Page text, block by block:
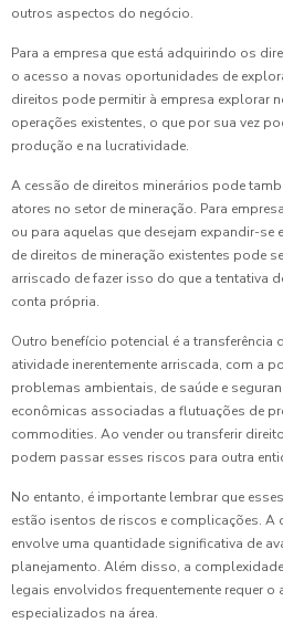
outros aspectos do negócio.
Para a empresa que está adquirindo os
o acesso a novas oportunidades de
direitos pode permitir à empresa explorar
operações existentes, o que por sua vez
produção e na lucratividade.
A cessão de direitos minerários pode
atores no setor de mineração. Para
ou para aquelas que desejam expandir-se
de direitos de mineração existentes pode
arriscado de fazer isso do que a tentativa
conta própria.
Outro benefício potencial é a transferência
atividade inerentemente arriscada, com a
problemas ambientais, de saúde e
econômicas associadas a flutuações de
commodities. Ao vender ou transferir
podem passar esses riscos para outra
No entanto, é importante lembrar que
estão isentos de riscos e complicações. A
envolve uma quantidade significativa de
planejamento. Além disso, a
legais envolvidos frequentemente requer
especializados na área.